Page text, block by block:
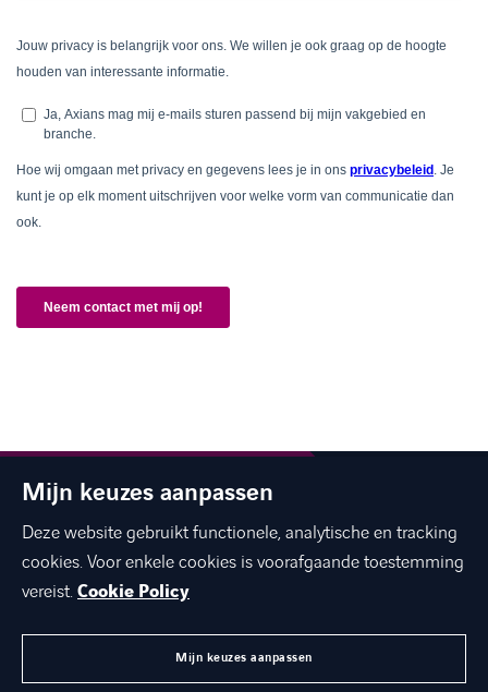
The best of ICT with a human touch
Mijn keuzes aanpassen
Deze website gebruikt functionele, analytische en tracking
cookies. Voor enkele cookies is voorafgaande toestemming
vereist.Cookie Policy
Mijn keuzes aanpassen